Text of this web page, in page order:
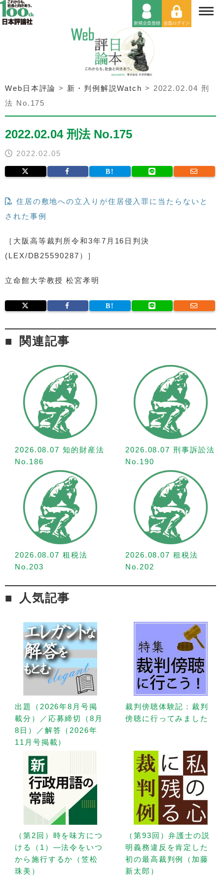
Web日本評論 > 新・判例解説Watch > 2022.02.04 刑
法 No.175
2022.02.04 刑法 No.175
2022.02.05
住居の敷地への立入りが住居侵入罪に当たらないと
された事例
［大阪高等裁判所令和3年7月16日判決
(LEX/DB25590287）］
立命館大学教授 松宮孝明
関連記事
2026.08.07 知的財産法
No.186
2026.08.07 刑事訴訟法
No.190
2026.08.07 租税法
No.203
2026.08.07 租税法
No.202
人気記事
出題（2026年8月号掲
載分）／応募締切（8月
8日）／解答（2026年
11月号掲載）
裁判傍聴体験記：裁判
傍聴に行ってみました
（第2回）時を味方につ
ける（1）—法令をいつ
から施行するか（笠松
珠美）
（第93回）弁護士の説
明義務違反を肯定した
初の最高裁判例（加藤
新太郎）